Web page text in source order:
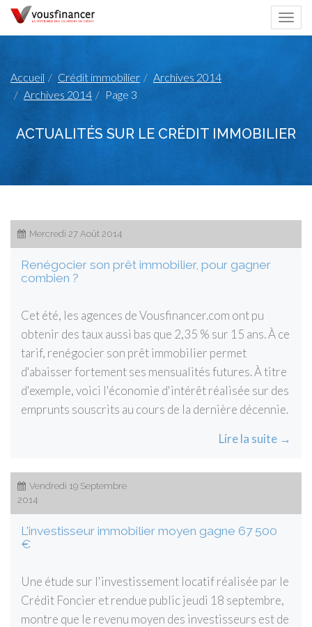
Accueil Crédit immobilier
Archives 2014
Archives 2014
Page 3
ACTUALITÉS SUR LE CRÉDIT IMMOBILIER
Mercredi 27 Août 2014
Renégocier son prêt immobilier, pour gagner
combien ?
Cet été, les agences de Vousfinancer.com ont pu
obtenir des taux aussi bas que 2,35 % sur 15 ans. À ce
tarif, renégocier son prêt immobilier permet
d'abaisser fortement ses mensualités futures. À titre
d'exemple, voici l'économie d'intérêt réalisée sur des
emprunts souscrits au cours de la dernière décennie.
Lire la suite →
Vendredi 19 Septembre
2014
L'investisseur immobilier moyen gagne 67 500
€
Une étude sur l'investissement locatif réalisée par le
Crédit Foncier et rendue public jeudi 18 septembre,
montre que le revenu moyen des investisseurs est de